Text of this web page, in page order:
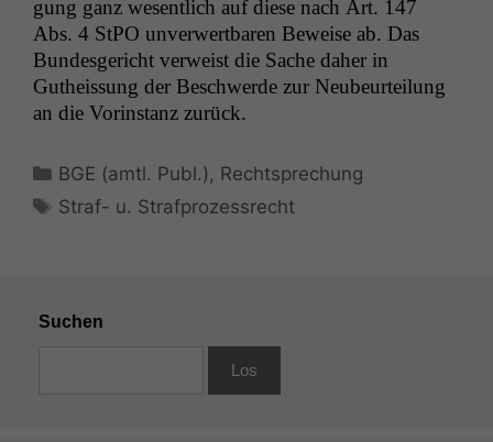
gung ganz wesentlich auf diese nach Art. 147
Abs. 4 StPO unver­w­ert­baren Beweise ab. Das
Bun­des­gericht ver­weist die Sache daher in
Gutheis­sung der Beschw­erde zur Neubeurteilung
an die Vorin­stanz zurück.
Kategorien
BGE (amtl. Publ.) , Rechtsprechung
Schlagwörter
Straf- u. Strafprozessrecht
Suchen